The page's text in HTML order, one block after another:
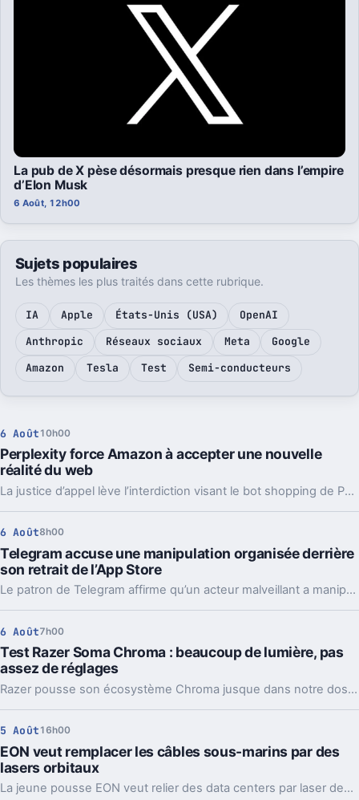
La pub de X pèse désormais presque rien dans l’empire
d’Elon Musk
6 Août, 12h00
Sujets populaires
Les thèmes les plus traités dans cette rubrique.
IA Apple États-Unis (USA)
OpenAI
Anthropic
Réseaux sociaux Meta
Google
Amazon
Tesla Test Semi-conducteurs
6 Août 10h00
Perplexity force Amazon à accepter une nouvelle
réalité du web
La justice d’appel lève l’interdiction visant le bot shopping de Perplexity sur Amazon. Une victoire nette, mais loin d’être la fin du match.
6 Août8h00
Telegram accuse une manipulation organisée derrière
son retrait de l’App Store
Le patron de Telegram affirme qu’un acteur malveillant a manipulé les signalements pour faire retirer l’app par Apple. Un précédent qui inquiète vraiment.
6 Août7h00
Test Razer Soma Chroma : beaucoup de lumière, pas
assez de réglages
Razer pousse son écosystème Chroma jusque dans notre dos avec la Soma Chroma, une chaise gaming bardée de RGB et proposée à 529,99 euros. Spectaculaire dans un setup, confortable au quotidien, elle nous laisse pourtant un sentiment mitigé face à une ergonomie étonnamment peu personnalisable à ce niveau de prix.
5 Août 16h00
EON veut remplacer les câbles sous-marins par des
lasers orbitaux
La jeune pousse EON veut relier des data centers par laser depuis l’orbite. Une idée très ambitieuse, portée par l’explosion des besoins en IA.